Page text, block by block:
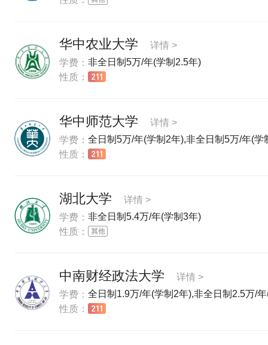
华中农业大学
详情 >
学费： 非全日制5万/年(学制2.5年)
性质：
华中师范大学
详情 >
学费： 全日制5万/年(学制2年),非全日制5万/年(学
性质：
湖北大学
详情 >
学费： 非全日制5.4万/年(学制3年)
性质：
中南财经政法大学
详情 >
学费： 全日制1.9万/年(学制2年),非全日制2.5万/
性质：